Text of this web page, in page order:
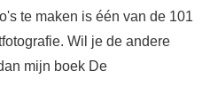
te maken is één van de 101
Wil je de andere
mijn boek De